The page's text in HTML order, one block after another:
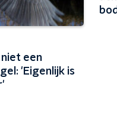
een
'Eigenlijk is